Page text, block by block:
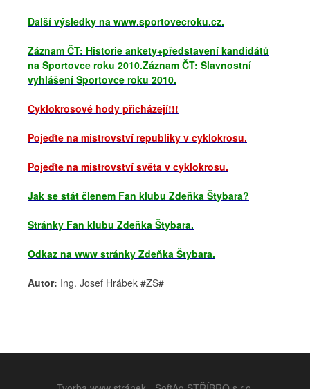
Další výsledky na www.sportovecroku.cz.
Záznam ČT: Historie ankety+představení kandidátů
na Sportovce roku 2010.Záznam ČT: Slavnostní
vyhlášení Sportovce roku 2010.
Cyklokrosové hody přicházejí!!!
Pojeďte na mistrovství republiky v cyklokrosu.
Pojeďte na mistrovství světa v cyklokrosu.
Jak se stát členem Fan klubu Zdeňka Štybara?
Stránky Fan klubu Zdeňka Štybara.
Odkaz na www stránky Zdeňka Štybara.
Autor: Ing. Josef Hrábek #ZŠ#